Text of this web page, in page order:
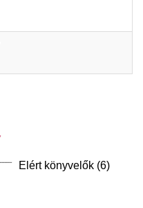
Elért könyvelők (6)